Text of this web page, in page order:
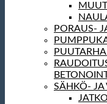
PORAUS-
SÄHKÖ- JA